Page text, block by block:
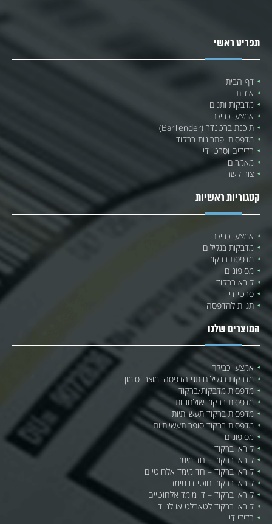
תפריט ראשי
דף הבית
אודות
מדבקות ותגים
אמצעי כבילה
תוכנת ברטנדר (BarTender)
מדפסות ופתרונות ברקוד
רדידים וסרטי דיו
מאמרים
צור קשר
קטגוריות ראשיות
אמצעי כבילה
מדבקות בגלילים
מדפסת ברקוד
מסופונים
קורא ברקוד
סרטי דיו
תגיות להדפסה
המוצרים שלנו
אמצעי כבילה
מדבקות בגלילים תגי הדפסה ומוצרי סימון
מדפסות מדבקות/ברקוד
מדפסות ברקוד שולחניות
מדפסות ברקוד תעשייתיות
מדפסות ברקוד סופר תעשייתיות
מסופונים
קוראי ברקוד
קוראי ברקוד – חד מימד
קוראי ברקוד – חד מימד אלחוטיים
קוראי ברקוד חוטי דו מימד
קוראי ברקוד – דו מימד אלחוטיים
קוראי ברקוד לטאבלט או לנייד
רדידי דיו